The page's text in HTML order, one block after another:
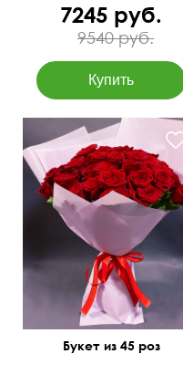
7245 руб.
9540 руб.
Букет из 45 роз